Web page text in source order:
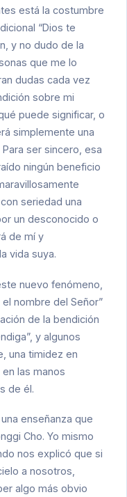
está la costumbre
“Dios te
y no dudo de la
que me lo
dudas cada vez
sobre mi
puede significar, o
simplemente una
ser sincero, esa
ningún beneficio
seriedad una
un desconocido o
de mí y
vida suya.
nuevo fenómeno,
nombre del Señor”
de la bendición
y algunos
una timidez en
las manos
de él.
enseñanza que
Cho. Yo mismo
nos explicó que si
a nosotros,
algo más obvio